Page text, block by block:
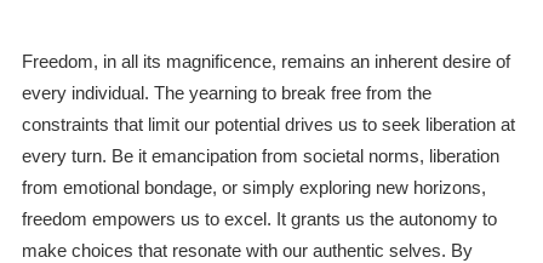
Freedom, in all its magnificence, remains an inherent desire of
every individual. The yearning to break free from the
constraints that limit our potential drives us to seek liberation at
every turn. Be it emancipation from societal norms, liberation
from emotional bondage, or simply exploring new horizons,
freedom empowers us to excel. It grants us the autonomy to
make choices that resonate with our authentic selves. By